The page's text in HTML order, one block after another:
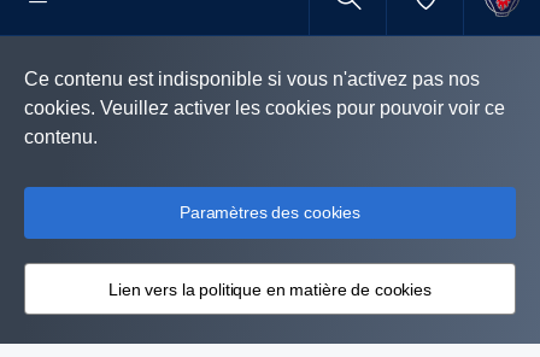
Ce contenu est indisponible si vous n'activez pas nos
cookies. Veuillez activer les cookies pour pouvoir voir ce
contenu.
Paramètres des cookies
Lien vers la politique en matière de cookies